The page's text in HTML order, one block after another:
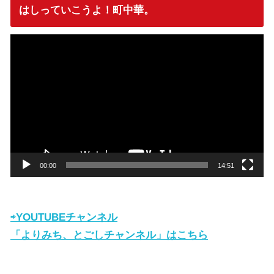
はしっていこうよ！町中華。
00:00 14:51
⇨YOUTUBEチャンネル
「よりみち、とごしチャンネル」はこちら